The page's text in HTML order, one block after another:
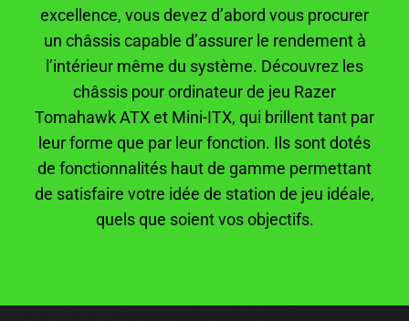
excellence, vous devez d’abord vous procurer
un châssis capable d’assurer le rendement à
l’intérieur même du système. Découvrez les
châssis pour ordinateur de jeu Razer
Tomahawk ATX et Mini-ITX, qui brillent tant par
leur forme que par leur fonction. Ils sont dotés
de fonctionnalités haut de gamme permettant
de satisfaire votre idée de station de jeu idéale,
quels que soient vos objectifs.